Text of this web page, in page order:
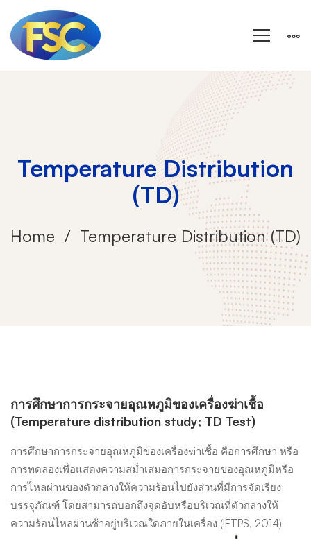
Temperature Distribution
(TD)
Home Temperature Distribution (TD)
Temperature
Distribution
(TD)
การศึกษาการกระจายอุณหภูมิของเครื่องฆ่าเชื้อ
(Temperature distribution study; TD Test)
การศึกษาการกระจายอุณหภูมิของเครื่องฆ่าเชื้อ คือการศึกษา หรือ
การทดลองเพื่อแสดงความสม่ำเสมอการกระจายของอุณหภูมิหรือ
การไหลผ่านของตัวกลางให้ความร้อนไปยังส่วนที่มีการจัดเรียง
บรรจุภัณฑ์ โดยสามารถบอกถึงจุดอับหรือบริเวณที่ตัวกลางให้
ความร้อนไหลผ่านช้าอยู่บริเวณใดภายในเครื่อง (IFTPS, 2014)